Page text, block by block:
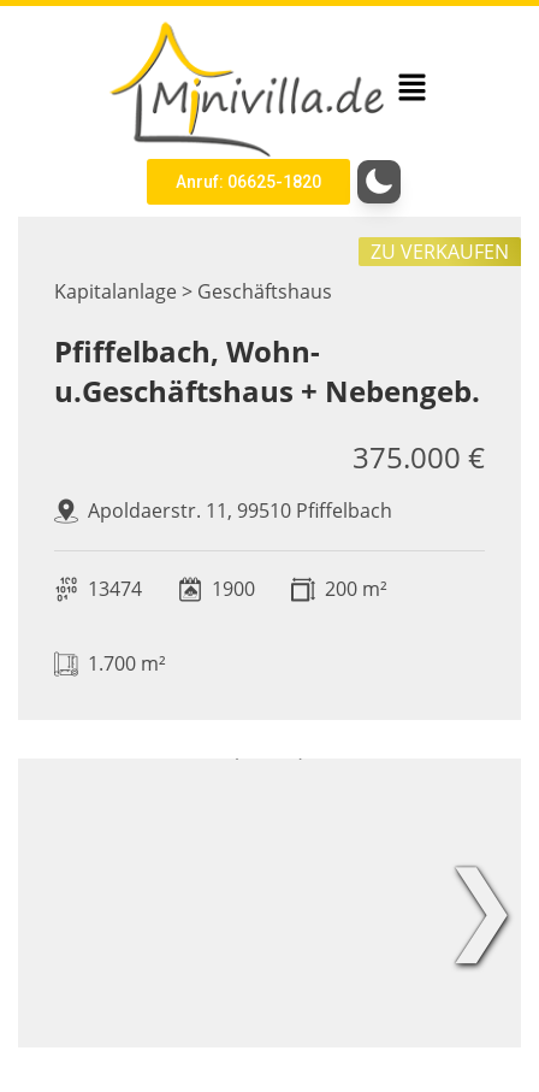
Anruf: 06625-1820
Kapitalanlage > Geschäftshaus
ZU VERKAUFEN
Pfiffelbach, Wohn-
u.Geschäftshaus + Nebengeb.
Apoldaerstr. 11, 99510 Pfiffelbach
375.000 €
13474 1900 200 m²
1.700 m²
❯